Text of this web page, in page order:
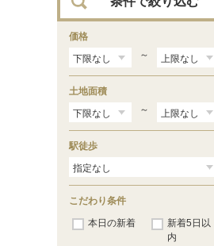
価格
～
土地面積
～
駅徒歩
こだわり条件
本日の新着
新着5日以
内